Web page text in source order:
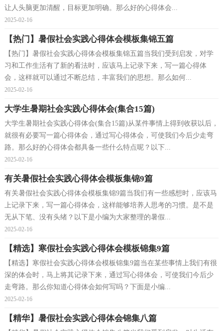
让人头脑更加清醒，目标更加明确。那么好的心得体会...
2025-02-16
【热门】暑假社会实践心得体会模板集锦五篇
【热门】暑假社会实践心得体会模板集锦五篇当我们受到启发，对学
习和工作生活有了新的看法时，应该马上记录下来，写一篇心得体
会，这样就可以通过不断总结，丰富我们的思想。那么如何...
2025-02-16
大学生暑期社会实践心得体会(集合15篇)
大学生暑期社会实践心得体会(集合15篇)从某件事情上得到收获以后，
就很有必要写一篇心得体会，通过写心得体会，可使我们今后少走弯
路。那么好的心得体会都具备一些什么特点呢？以下...
2025-02-16
有关暑假社会实践心得体会模板集锦9篇
有关暑假社会实践心得体会模板集锦9篇当我们有一些感想时，应该马
上记录下来，写一篇心得体会，这样能够培养人思考的习惯。是不是
无从下笔、没有头绪？以下是小编为大家整理的暑假...
2025-02-16
【精选】寒假社会实践心得体会模板锦集9篇
【精选】寒假社会实践心得体会模板锦集9篇当在某些事情上我们有很
深的体会时，马上将其记录下来，通过写心得体会，可使我们今后少
走弯路。那么你知道心得体会如何写吗？下面是小编...
2025-02-16
【精华】暑假社会实践心得体会锦集八篇